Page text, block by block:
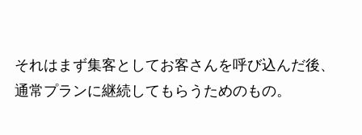
それはまず集客としてお客さんを呼び込んだ後、
通常プランに継続してもらうためのもの。